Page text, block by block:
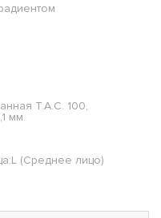
T.A.C. 100,
мм.
(Среднее лицо)